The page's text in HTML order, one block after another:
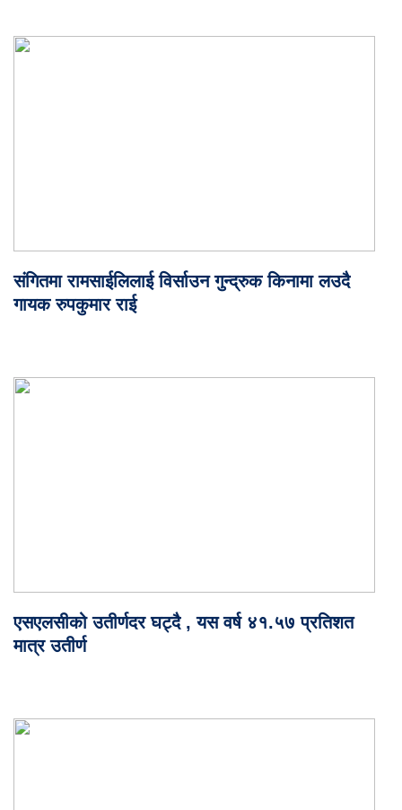
संगितमा रामसाईलिलाई विर्साउन गुन्द्रुक किनामा लउदै
गायक रुपकुमार राई
एसएलसीको उतीर्णदर घट्दै , यस वर्ष ४१.५७ प्रतिशत
मात्र उतीर्ण